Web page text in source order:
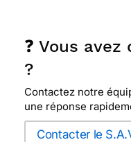
❓ Vous
?
Contactez notre
une réponse
Contacter le